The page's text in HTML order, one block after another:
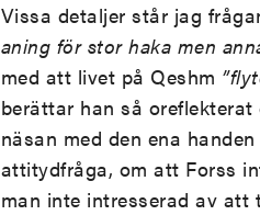
Vissa detaljer står jag
aning för stor haka men
med att livet på Qeshm
berättar han så
näsan med den ena
attitydfråga, om att Forss
man inte intresserad av att